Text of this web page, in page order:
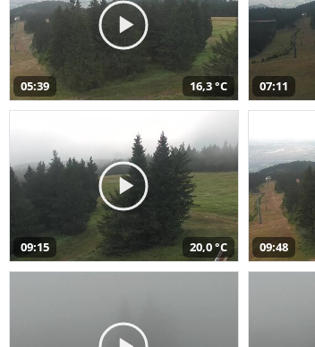
05:39 16,3 °C 07:11
09:15 20,0 °C 09:48